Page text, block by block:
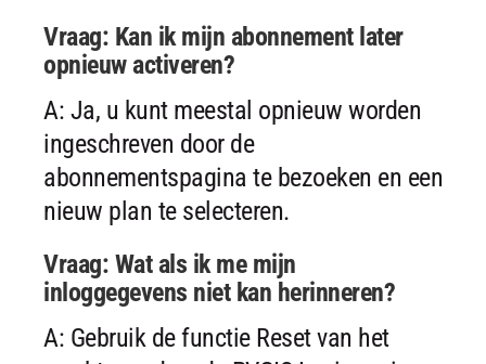
Vraag: Kan ik mijn abonnement later
opnieuw activeren?
A: Ja, u kunt meestal opnieuw worden
ingeschreven door de
abonnementspagina te bezoeken en een
nieuw plan te selecteren.
Vraag: Wat als ik me mijn
inloggegevens niet kan herinneren?
A: Gebruik de functie Reset van het